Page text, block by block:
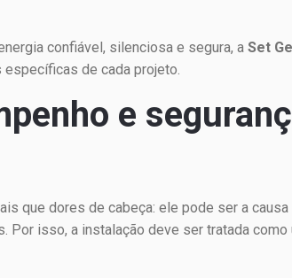
confiável, silenciosa e segura, aSet
de cada projeto.
e
que dores de cabeça: ele pode ser a
isso, a instalação deve ser tratada